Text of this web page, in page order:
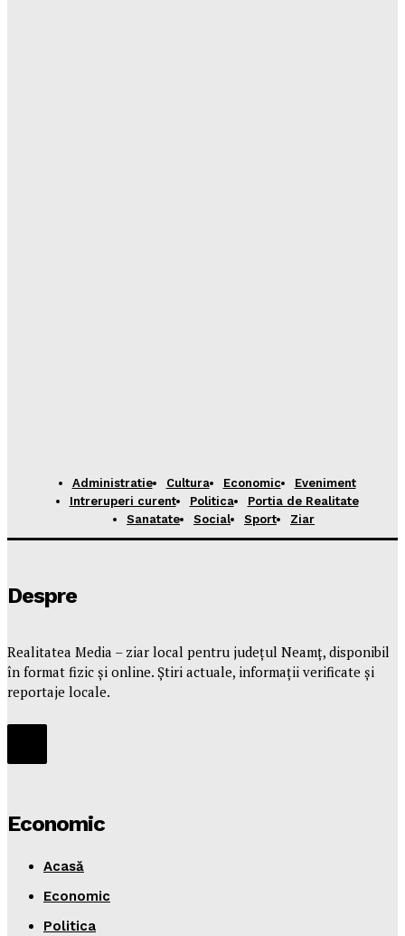
Administratie Cultura Economic
Eveniment
Intreruperi curent
Politica
Portia de Realitate
Sanatate
Social Sport Ziar
Despre
Realitatea Media – ziar local pentru județul Neamț, disponibil
în format fizic și online. Știri actuale, informații verificate și
reportaje locale.
Economic
Acasă
Economic
Politica